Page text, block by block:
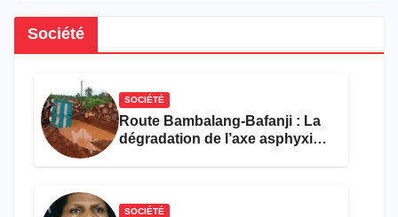
Société
SOCIÉTÉ
Route Bambalang-Bafanji : La
dégradation de l’axe asphyxie
SOCIÉTÉ